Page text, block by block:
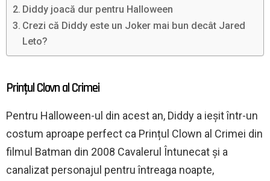
Diddy joacă dur pentru Halloween
Crezi că Diddy este un Joker mai bun decât Jared
Leto?
Prințul Clovn al Crimei
Pentru Halloween-ul din acest an, Diddy a ieșit într-un
costum aproape perfect ca Prințul Clown al Crimei din
filmul Batman din 2008 Cavalerul Întunecat și a
canalizat personajul pentru întreaga noapte,